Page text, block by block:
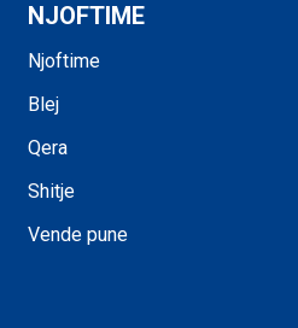
NJOFTIME
Njoftime
Blej
Qera
Shitje
Vende pune